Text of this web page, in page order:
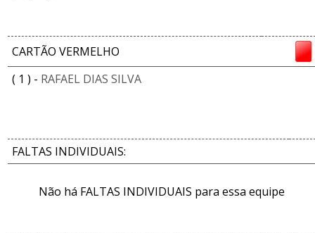
CARTÃO VERMELHO
( 1 ) - RAFAEL DIAS SILVA
FALTAS INDIVIDUAIS:
Não há FALTAS INDIVIDUAIS para essa equipe